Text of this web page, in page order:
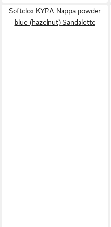
Softclox KYRA Nappa powder
blue (hazelnut) Sandalette